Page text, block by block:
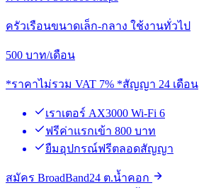
ครัวเรือนขนาดเล็ก-กลาง ใช้งานทั่วไป
500 บาท/เดือน
*ราคาไม่รวม VAT 7% *สัญญา 24 เดือน
เราเตอร์ AX3000 Wi-Fi 6
ฟรีค่าแรกเข้า 800 บาท
ยืมอุปกรณ์ฟรีตลอดสัญญา
สมัคร BroadBand24 ต.น้ำคอก